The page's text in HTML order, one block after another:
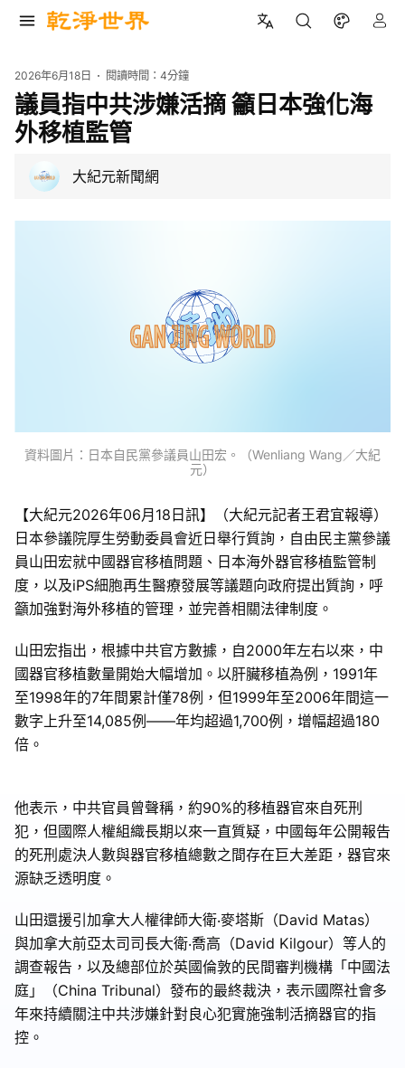
2026年6月18日 閱讀時間：4分鐘
議員指中共涉嫌活摘 籲日本強化海
外移植監管
大紀元新聞網
資料圖片：日本自民黨參議員山田宏。（Wenliang Wang／大紀
元）
【大紀元2026年06月18日訊】（大紀元記者王君宜報導）
日本參議院厚生勞動委員會近日舉行質詢，自由民主黨參議
員山田宏就中國器官移植問題、日本海外器官移植監管制
度，以及iPS細胞再生醫療發展等議題向政府提出質詢，呼
籲加強對海外移植的管理，並完善相關法律制度。
山田宏指出，根據中共官方數據，自2000年左右以來，中
國器官移植數量開始大幅增加。以肝臟移植為例，1991年
至1998年的7年間累計僅78例，但1999年至2006年間這一
數字上升至14,085例——年均超過1,700例，增幅超過180
倍。
他表示，中共官員曾聲稱，約90%的移植器官來自死刑
犯，但國際人權組織長期以來一直質疑，中國每年公開報告
的死刑處決人數與器官移植總數之間存在巨大差距，器官來
源缺乏透明度。
山田還援引加拿大人權律師大衛‧麥塔斯（David Matas）
與加拿大前亞太司司長大衛‧喬高（David Kilgour）等人的
調查報告，以及總部位於英國倫敦的民間審判機構「中國法
庭」（China Tribunal）發布的最終裁決，表示國際社會多
年來持續關注中共涉嫌針對良心犯實施強制活摘器官的指
控。